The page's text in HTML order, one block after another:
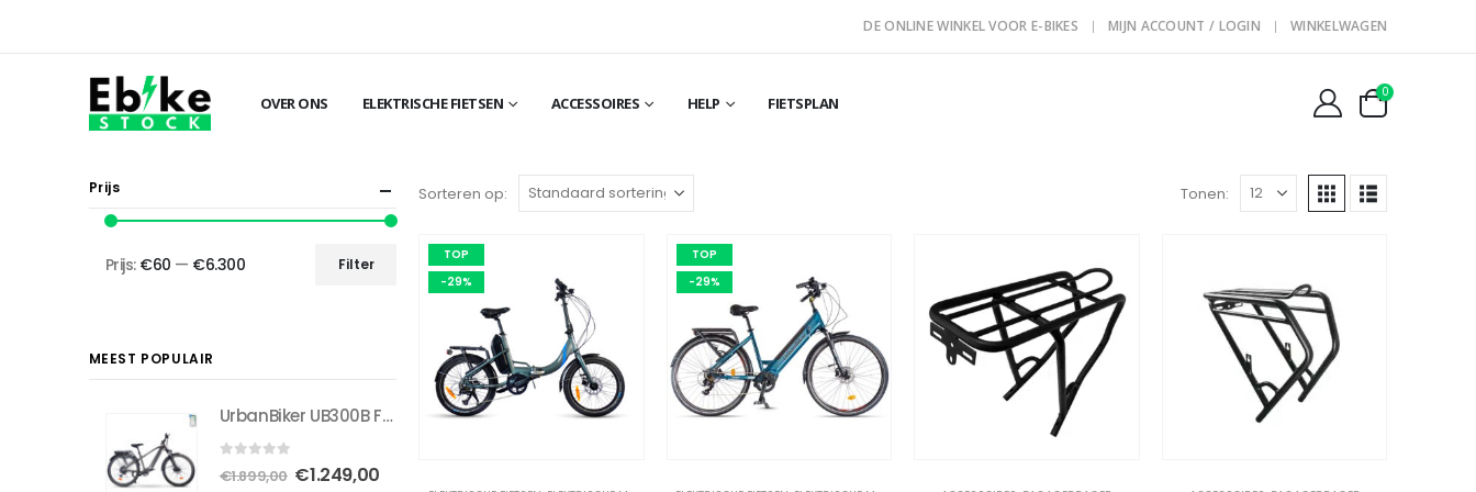
DE ONLINE WINKEL VOOR E-BIKES MIJN ACCOUNT / LOGIN WINKELWAGEN
OVER ONS ELEKTRISCHE FIETSEN ACCESSOIRES HELP FIETSPLAN
0
Sorteren op: Tonen:
TOP
-29%
TOP
-29%
Prijs
Min.
Max.
Filter
Prijs: €60 — €6.300
MEEST POPULAIR
UrbanBiker UB300B FE | Trekking E-Bike Volledig uitgerust | Actieradius tot 140 km
€1.899,00 Oorspronkelijke
€1.249,00Huidige